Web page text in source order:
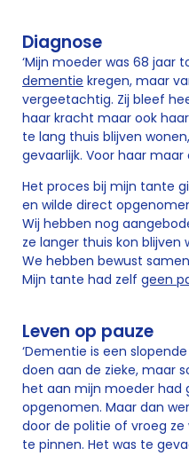
Diagnose
‘Mijn moeder was 68 jaar
dementie kregen, maar
vergeetachtig. Zij bleef
haar kracht maar ook
te lang thuis blijven
gevaarlijk. Voor haar
Het proces bij mijn tante
en wilde direct
Wij hebben nog
ze langer thuis kon
We hebben bewust
Mijn tante had zelf geen
Leven op pauze
‘Dementie is een
doen aan de zieke, maar
het aan mijn moeder had
opgenomen. Maar dan
door de politie of vroeg
te pinnen. Het was te